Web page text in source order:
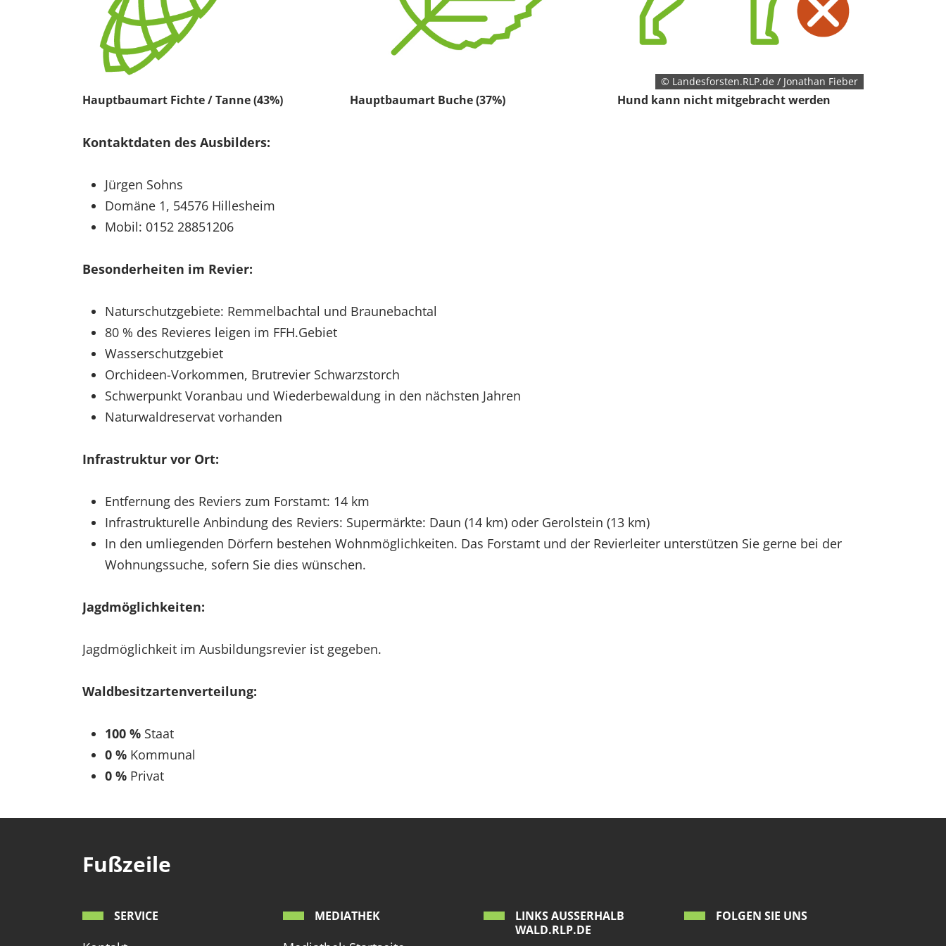
Hauptbaumart Fichte / Tanne (43%) Hauptbaumart Buche (37%)
© Landesforsten.RLP.de / Jonathan Fieber
Hund kann nicht mitgebracht werden
Kontaktdaten des Ausbilders:
Jürgen Sohns
Domäne 1, 54576 Hillesheim
Mobil: 0152 28851206
Besonderheiten im Revier:
Naturschutzgebiete: Remmelbachtal und Braunebachtal
80 % des Revieres leigen im FFH.Gebiet
Wasserschutzgebiet
Orchideen-Vorkommen, Brutrevier Schwarzstorch
Schwerpunkt Voranbau und Wiederbewaldung in den nächsten Jahren
Naturwaldreservat vorhanden
Infrastruktur vor Ort:
Entfernung des Reviers zum Forstamt: 14 km
Infrastrukturelle Anbindung des Reviers: Supermärkte: Daun (14 km) oder Gerolstein (13 km)
In den umliegenden Dörfern bestehen Wohnmöglichkeiten. Das Forstamt und der Revierleiter unterstützen Sie gerne bei der
Wohnungssuche, sofern Sie dies wünschen.
Jagdmöglichkeiten:
Jagdmöglichkeit im Ausbildungsrevier ist gegeben.
Waldbesitzartenverteilung:
100 % Staat
0 % Kommunal
0 % Privat
Fußzeile
SERVICE MEDIATHEK
LINKS AUSSERHALB W
ALD.RLP.DE
FOLGEN SIE UNS